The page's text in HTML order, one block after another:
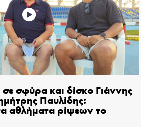
σε σφύρα και δίσκο Γιάννης
Παυλίδης:
αθλήματα ρίψεων το